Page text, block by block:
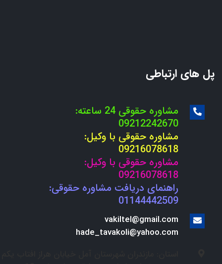
پل های ارتباطی
مشاوره حقوقی 24 ساعته:
09212242670
مشاوره حقوقی با وکیل:
09216078618
مشاوره حقوقی با وکیل:
09216078618
راهنمای دریافت مشاوره حقوقی:
01144442509
vakiltel@gmail.com
hade_tavakoli@yahoo.com